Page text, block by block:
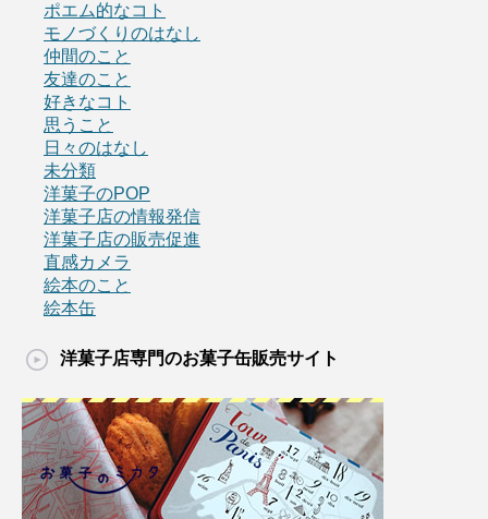
ポエム的なコト
モノづくりのはなし
仲間のこと
友達のこと
好きなコト
思うこと
日々のはなし
未分類
洋菓子のPOP
洋菓子店の情報発信
洋菓子店の販売促進
直感カメラ
絵本のこと
絵本缶
洋菓子店専門のお菓子缶販売サイト